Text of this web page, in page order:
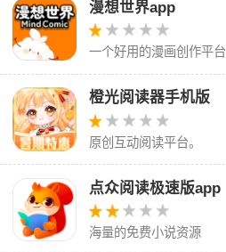
漫想世界app
一个好用的漫画创作平台
橙光阅读器手机版
原创互动阅读平台。
点众阅读极速版app
海量的免费小说资源